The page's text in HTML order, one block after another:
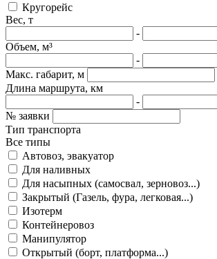
Кругорейс
Вес, т
-
Объем, м³
-
Макс. габарит, м
Длина маршрута, км
-
№ заявки
Тип транспорта
Все типы
Автовоз, эвакуатор
Для наливных
Для насыпных (самосвал, зерновоз...)
Закрытый (Газель, фура, легковая...)
Изотерм
Контейнеровоз
Манипулятор
Открытый (борт, платформа...)